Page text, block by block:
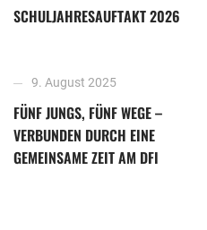
SCHULJAHRESAUFTAKT 2026
9. August 2025
FÜNF JUNGS, FÜNF WEGE –
VERBUNDEN DURCH EINE
GEMEINSAME ZEIT AM DFI